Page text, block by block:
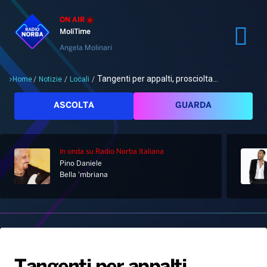
ON AIR
MoliTime
Angela Molinari
Cerca
Home
Radio
Notizie
Home/ Notizie / Locali / Tangenti per appalti, prosciolta...
ASCOLTA GUARDA
In onda su Radio Norba Italiana
Pino Daniele
Bella 'mbriana